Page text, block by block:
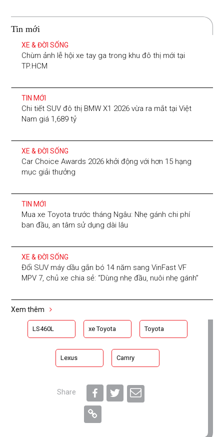
Tin mới
XE & ĐỜI SỐNG
Chùm ảnh lễ hội xe tay ga trong khu đô thị mới tại
TP.HCM
TIN MỚI
Chi tiết SUV đô thị BMW X1 2026 vừa ra mắt tại Việt
Nam giá 1,689 tỷ
XE & ĐỜI SỐNG
Car Choice Awards 2026 khởi động với hơn 15 hạng
mục giải thưởng
TIN MỚI
Mua xe Toyota trước tháng Ngâu: Nhẹ gánh chi phí
ban đầu, an tâm sử dụng dài lâu
XE & ĐỜI SỐNG
Đổi SUV máy dầu gắn bó 14 năm sang VinFast VF
MPV 7, chủ xe chia sẻ: “Dùng nhẹ đầu, nuôi nhẹ gánh”
Xem thêm
LS460L xe Toyota Toyota
Lexus Camry
Share